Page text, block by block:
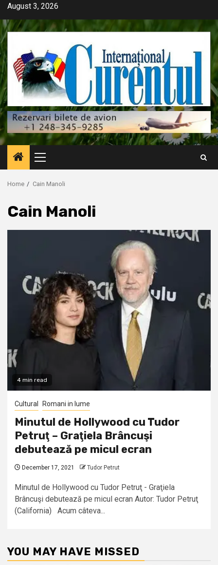
Skip
content
August 3, 2026
Primary
Menu
Home Cain Manoli
Cain Manoli
4 min read
Cultural Romani in lume
Minutul de Hollywood cu Tudor
Petruţ – Graţiela Brâncuşi
debutează pe micul ecran
December 17, 2021 Tudor Petrut
Minutul de Hollywood cu Tudor Petruţ - Graţiela
Brâncuşi debutează pe micul ecran Autor: Tudor Petruţ
(California) Acum câteva...
YOU MAY HAVE MISSED